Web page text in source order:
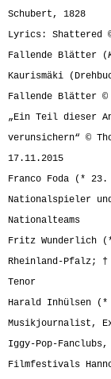
Schubert, 1828
Lyrics: Shattered
Fallende Blätter (
Kaurismäki
Fallende Blätter ©
„Ein Teil dieser
verunsichern“ ©
17.11.2015
Franco Foda (*
Nationalspieler
Nationalteams
Fritz Wunderlich
Rheinland-Pfalz;
Tenor
Harald Inhülsen
Musikjournalist,
Iggy-Pop-
Filmfestivals